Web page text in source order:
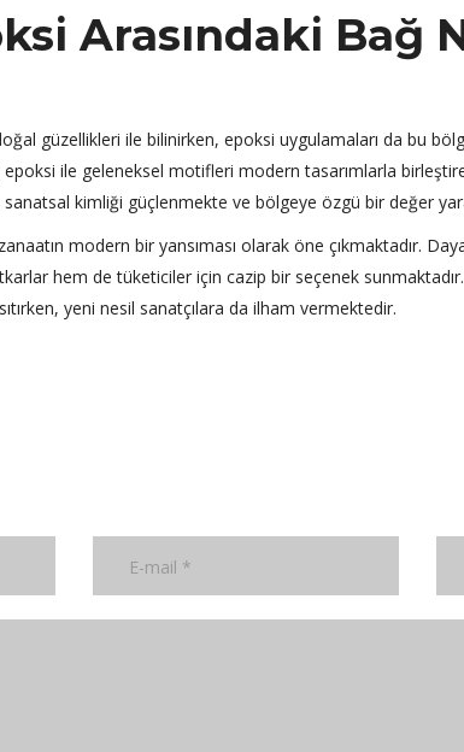
Arasındaki Bağ
güzellikleri ile bilinirken, epoksi uygulamaları da bu
epoksi ile geleneksel motifleri modern tasarımlarla
sanatsal kimliği güçlenmekte ve bölgeye özgü bir değer
modern bir yansıması olarak öne çıkmaktadır.
hem de tüketiciler için cazip bir seçenek
yeni nesil sanatçılara da ilham vermektedir.